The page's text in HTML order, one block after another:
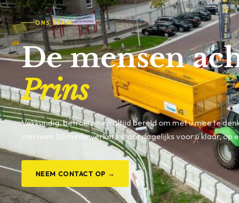
ONS TEAM
De mensen
Prins
Vakkundig, betrokken en altijd bereid om met u mee te
van ruim 30 medewerkers staat dagelijks voor u klaar, op
NEEM CONTACT OP →